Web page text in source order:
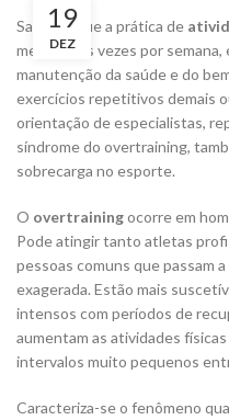
19
DEZ
Sabe-se que a prática de
menos três vezes por
manutenção da saúde e do
exercícios repetitivos demais
orientação de especialistas,
síndrome do overtraining,
sobrecarga no esporte.
O overtrainingocorre em
Pode atingir tanto atletas
pessoas comuns que passam
exagerada. Estão mais
intensos com períodos de
aumentam as atividades
intervalos muito pequenos
Caracteriza-se o fenômeno